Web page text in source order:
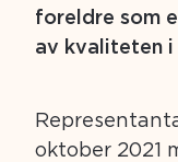
foreldre som
av kvaliteten i
oktober 2021